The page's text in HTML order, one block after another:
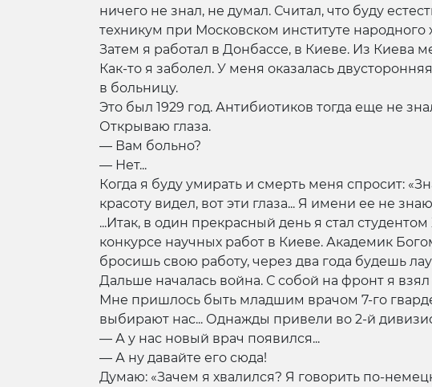
ничего не знал, не думал. Считал, что буду
техникум при Московском институте народного
Затем я работал в Донбассе, в Киеве. Из Киева
Как-то я заболел. У меня оказалась
в больницу.
Это был 1929 год. Антибиотиков тогда еще не
Открываю глаза.
— Вам больно?
— Нет...
Когда я буду умирать и смерть меня спросит:
красоту видел, вот эти глаза... Я имени ее не
...Итак, в один прекрасный день я стал
конкурсе научных работ в Киеве. Академик
бросишь свою работу, через два года будешь
Дальше началась война. С собой на фронт я
Мне пришлось быть младшим врачом 7-го
выбирают нас... Однажды привели во 2-й
— А у нас новый врач появился...
— А ну давайте его сюда!
Думаю: «Зачем я хвалился? Я говорить по-